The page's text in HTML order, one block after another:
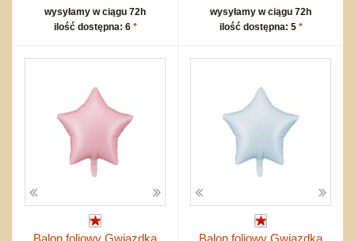
wysyłamy w ciągu 72h
ilość dostępna: 6 *
wysyłamy w ciągu 72h
ilość dostępna: 5 *
Balon foliowy Gwiazdka Balon foliowy Gwiazdka